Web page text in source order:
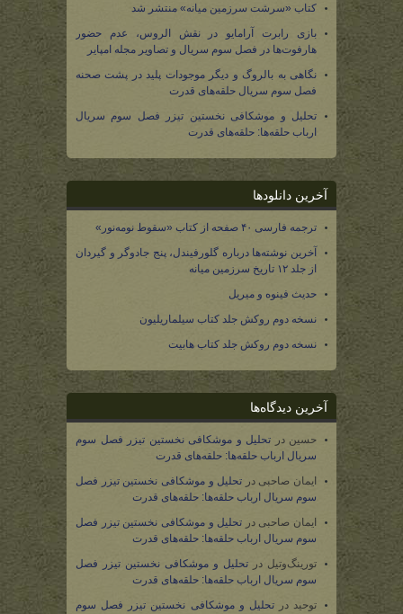
کتاب «سرشت سرزمین میانه» منتشر شد
بازی رابرت آرامایو در نقش الروس، عدم حضور
هارفوت‌ها در فصل سوم سریال و تصاویر مجله امپایر
نگاهی به بالروگ و دیگر موجودات پلید در پشت صحنه
فصل سوم سریال حلقه‌های قدرت
تحلیل و موشکافی نخستین تیزر فصل سوم سریال
ارباب حلقه‌ها: حلقه‌های قدرت
آخرین دانلودها
ترجمه فارسی ۴۰ صفحه از کتاب «سقوط نومه‌نور»
آخرین نوشته‌ها درباره گلورفیندل، پنج جادوگر و گیردان
از جلد ۱۲ تاریخ سرزمین میانه
حدیث فینوه و میریل
نسخه دوم روکش جلد کتاب سیلماریلیون
نسخه دوم روکش جلد کتاب هابیت
آخرین دیدگاه‌ها
حسین در تحلیل و موشکافی نخستین تیزر فصل سوم
سریال ارباب حلقه‌ها: حلقه‌های قدرت
ایمان صاحبی در تحلیل و موشکافی نخستین تیزر فصل
سوم سریال ارباب حلقه‌ها: حلقه‌های قدرت
ایمان صاحبی در تحلیل و موشکافی نخستین تیزر فصل
سوم سریال ارباب حلقه‌ها: حلقه‌های قدرت
تورینگ‌وتیل در تحلیل و موشکافی نخستین تیزر فصل
سوم سریال ارباب حلقه‌ها: حلقه‌های قدرت
توحید درتحلیل و موشکافی نخستین تیزر فصل سوم